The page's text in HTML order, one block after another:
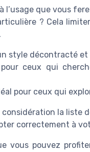
l’usage que vous
? Cela
style décontracté
ceux qui
pour ceux qui
la liste
correctement à
vous pouvez